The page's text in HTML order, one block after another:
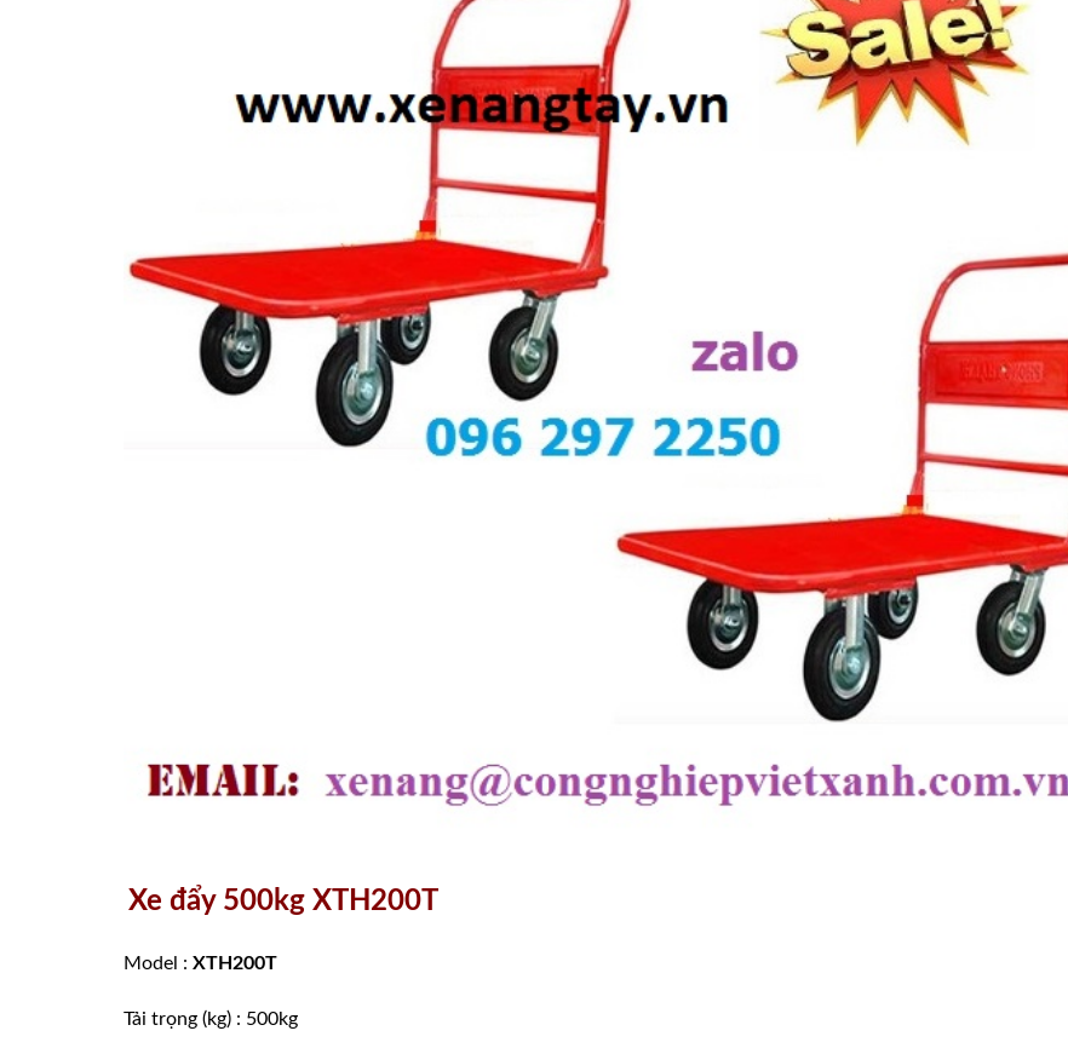
Xe đẩy 500kg XTH200T
Model : XTH200T
Tải trọng (kg) : 500kg